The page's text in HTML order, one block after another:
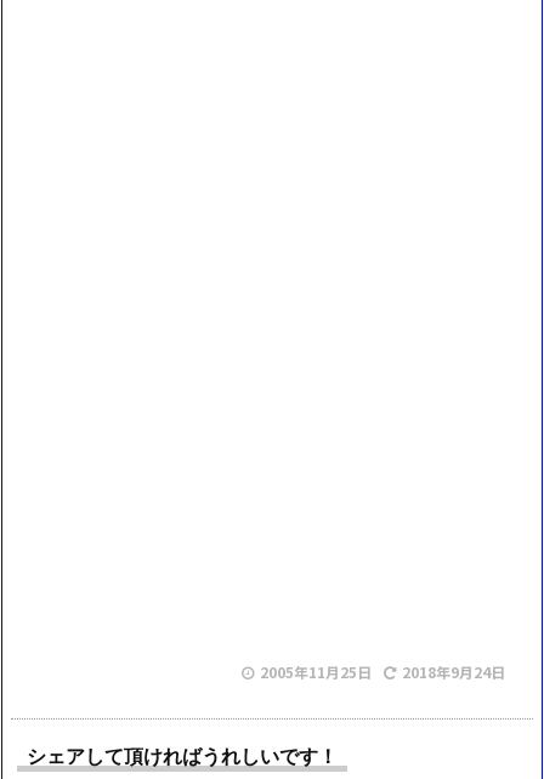
2005年11月25日 2018年9月24日
シェアして頂ければうれしいです！